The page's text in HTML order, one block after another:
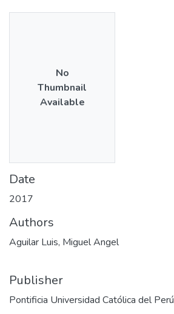
No
Thumbnail
Available
Date
2017
Authors
Aguilar Luis, Miguel Angel
Publisher
Pontificia Universidad Católica del Perú